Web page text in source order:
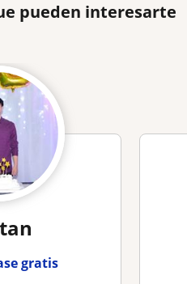
pueden interesarte
gratis